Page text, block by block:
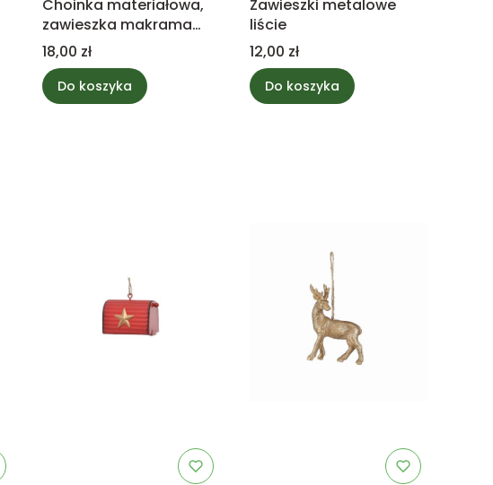
Choinka materiałowa,
zawieszka makrama
szara
Cena
18,00 zł
Do koszyka
Zawieszki metalowe
liście
Cena
12,00 zł
Do koszyka